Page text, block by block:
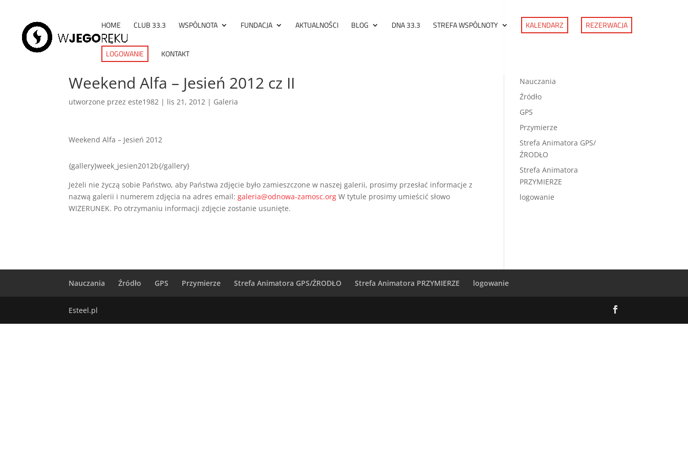
HOME CLUB 33.3 WSPÓLNOTA FUNDACJA AKTUALNOŚCI BLOG DNA 33.3 STREFA WSPÓLNOTY KALENDARZ REZERWACJA
LOGOWANIE KONTAKT
Weekend Alfa – Jesień 2012 cz II
utworzone przezeste1982 | lis 21, 2012 | Galeria
Weekend Alfa – Jesień 2012
{gallery}week_jesien2012b{/gallery}
Jeżeli nie życzą sobie Państwo, aby Państwa zdjęcie było zamieszczone w naszej galerii, prosimy przesłać informacje z
nazwą galerii i numerem zdjęcia na adres email:galeria@odnowa-zamosc.org W tytule prosimy umieścić słowo
WIZERUNEK. Po otrzymaniu informacji zdjęcie zostanie usunięte.
Nauczania
Źródło
GPS
Przymierze
Strefa Animatora GPS/
ŹRODŁO
Strefa Animatora
PRZYMIERZE
logowanie
Nauczania Źródło GPS Przymierze Strefa Animatora GPS/ŹRODŁO Strefa Animatora PRZYMIERZE logowanie
Esteel.pl